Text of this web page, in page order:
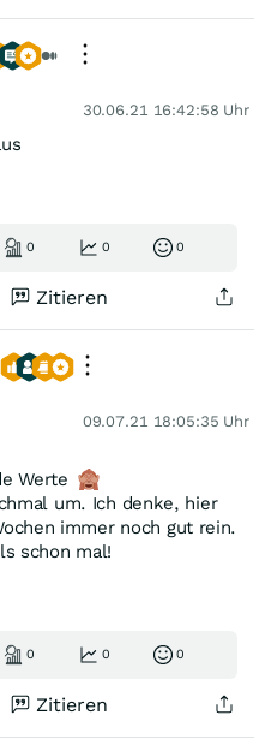
30.06.21 16:42:58 Uhr
0 0 0
Zitieren
09.07.21 18:05:35 Uhr
Werte
um. Ich denke, hier
immer noch gut rein.
schon mal!
0 0 0
Zitieren